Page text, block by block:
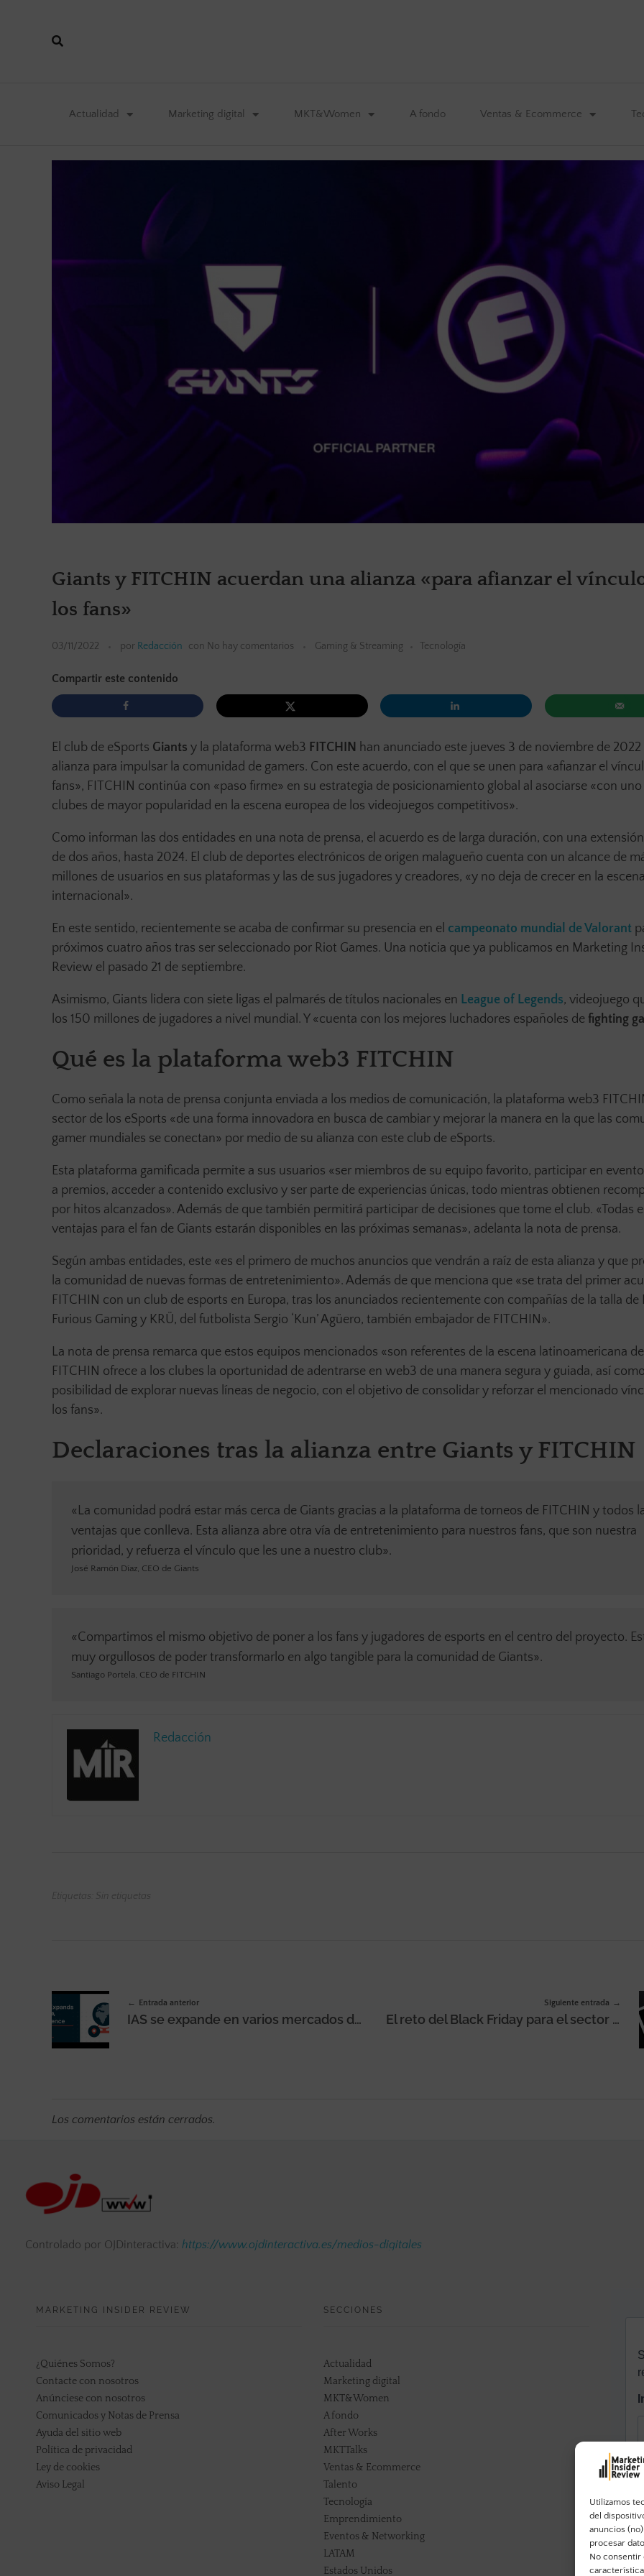
Utilizamos
del
anuncios
procesar
No consentir
Actualidad Marketing digital MKT&Women A fondo Ventas & Ecommerce
Giants y FITCHIN acuerdan una alianza «para afianzar el
los fans»
03/11/2022 por Redacción con No hay comentarios Gaming & Streaming Tecnología
Compartir este contenido
El club de eSports Giants y la plataforma web3 FITCHIN han anunciado este jueves 3 de noviembre de 2022
alianza para impulsar la comunidad de gamers. Con este acuerdo, con el que se unen para «afianzar el
fans», FITCHIN continúa con «paso firme» en su estrategia de posicionamiento global al asociarse «con uno
clubes de mayor popularidad en la escena europea de los videojuegos competitivos».
Como informan las dos entidades en una nota de prensa, el acuerdo es de larga duración, con una
de dos años, hasta 2024. El club de deportes electrónicos de origen malagueño cuenta con un alcance de
millones de usuarios en sus plataformas y las de sus jugadores y creadores, «y no deja de crecer en la escena
internacional».
En este sentido, recientemente se acaba de confirmar su presencia en el campeonato mundial de Valorant
próximos cuatro años tras ser seleccionado por Riot Games. Una noticia que ya publicamos en Marketing
Review el pasado 21 de septiembre.
Asimismo, Giants lidera con siete ligas el palmarés de títulos nacionales en League of Legends, videojuego
los 150 millones de jugadores a nivel mundial. Y «cuenta con los mejores luchadores españoles de fighting
Qué es la plataforma web3 FITCHIN
Como señala la nota de prensa conjunta enviada a los medios de comunicación, la plataforma web3
sector de los eSports «de una forma innovadora en busca de cambiar y mejorar la manera en la que las
gamer mundiales se conectan» por medio de su alianza con este club de eSports.
Esta plataforma gamificada permite a sus usuarios «ser miembros de su equipo favorito, participar en
a premios, acceder a contenido exclusivo y ser parte de experiencias únicas, todo mientras obtienen
por hitos alcanzados». Además de que también permitirá participar de decisiones que tome el club. «Todas
ventajas para el fan de Giants estarán disponibles en las próximas semanas», adelanta la nota de prensa.
Según ambas entidades, este «es el primero de muchos anuncios que vendrán a raíz de esta alianza y que
la comunidad de nuevas formas de entretenimiento». Además de que menciona que «se trata del primer
FITCHIN con un club de esports en Europa, tras los anunciados recientemente con compañías de la talla de
Furious Gaming y KRÜ, del futbolista Sergio ‘Kun’ Agüero, también embajador de FITCHIN».
La nota de prensa remarca que estos equipos mencionados «son referentes de la escena latinoamericana
FITCHIN ofrece a los clubes la oportunidad de adentrarse en web3 de una manera segura y guiada, así
posibilidad de explorar nuevas líneas de negocio, con el objetivo de consolidar y reforzar el mencionado
los fans».
Declaraciones tras la alianza entre Giants y FITCHIN
«La comunidad podrá estar más cerca de Giants gracias a la plataforma de torneos de FITCHIN y todos
ventajas que conlleva. Esta alianza abre otra vía de entretenimiento para nuestros fans, que son nuestra
prioridad, y refuerza el vínculo que les une a nuestro club».
José Ramón Díaz, CEO de Giants
«Compartimos el mismo objetivo de poner a los fans y jugadores de esports en el centro del proyecto.
muy orgullosos de poder transformarlo en algo tangible para la comunidad de Giants».
Santiago Portela, CEO de FITCHIN
Redacción
Etiquetas: Sin etiquetas
Entrada anterior
IAS se expande en varios mercados de EMEA: Noruega, Dinamarca, Polonia, República Checa y Turquía
Siguiente entrada
El reto del Black Friday para el sector retail: cómo la Inteligencia Artificial puede predecir los patrones de compra
Los comentarios están cerrados.
Controlado por OJDinteractiva: https://www.ojdinteractiva.es/medios-digitales
MARKETING INSIDER REVIEW
¿Quiénes Somos?
Contacte con nosotros
Anúnciese con nosotros
Comunicados y Notas de Prensa
Ayuda del sitio web
Política de privacidad
Ley de cookies
Aviso Legal
SECCIONES
Actualidad
Marketing digital
MKT&Women
A fondo
After Works
MKTTalks
Ventas & Ecommerce
Talento
Tecnología
Emprendimiento
Eventos & Networking
LATAM
Estados Unidos